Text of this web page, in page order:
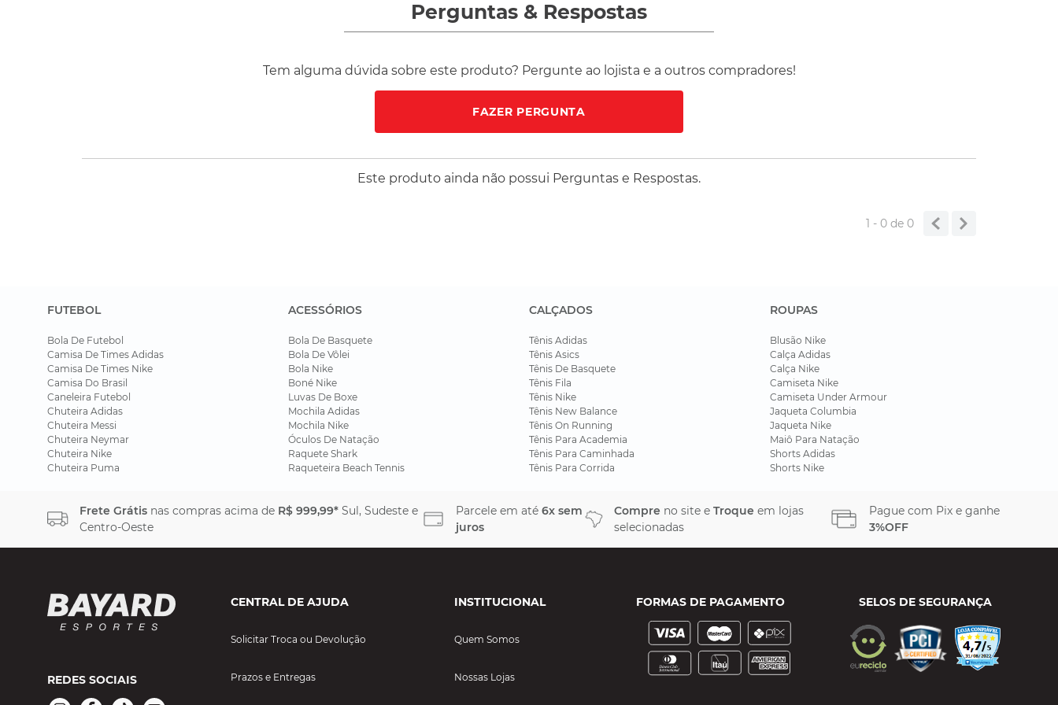
Perguntas & Respostas
Tem alguma dúvida sobre este produto? Pergunte ao lojista e a outros compradores!
FAZER PERGUNTA
Este produto ainda não possui Perguntas e Respostas.
1 - 0de 0
FUTEBOL
Bola De Futebol
Camisa De Times Adidas
Camisa De Times Nike
Camisa Do Brasil
Caneleira Futebol
Chuteira Adidas
Chuteira Messi
Chuteira Neymar
Chuteira Nike
Chuteira Puma
ACESSÓRIOS
Bola De Basquete
Bola De Vôlei
Bola Nike
Boné Nike
Luvas De Boxe
Mochila Adidas
Mochila Nike
Óculos De Natação
Raquete Shark
Raqueteira Beach Tennis
CALÇADOS
Tênis Adidas
Tênis Asics
Tênis De Basquete
Tênis Fila
Tênis Nike
Tênis New Balance
Tênis On Running
Tênis Para Academia
Tênis Para Caminhada
Tênis Para Corrida
ROUPAS
Blusão Nike
Calça Adidas
Calça Nike
Camiseta Nike
Camiseta Under Armour
Jaqueta Columbia
Jaqueta Nike
Maiô Para Natação
Shorts Adidas
Shorts Nike
Frete Grátis nas compras acima de R$ 999,99* Sul, Sudeste e
Centro-Oeste
Parcele em até 6x sem
juros
Compre no site e Troque em lojas
selecionadas
Pague com Pix e ganhe
3%OFF
REDES SOCIAIS
CENTRAL DE AJUDA
Solicitar Troca ou Devolução
Prazos e Entregas
INSTITUCIONAL
Quem Somos
Nossas Lojas
FORMAS DE PAGAMENTO SELOS DE SEGURANÇA